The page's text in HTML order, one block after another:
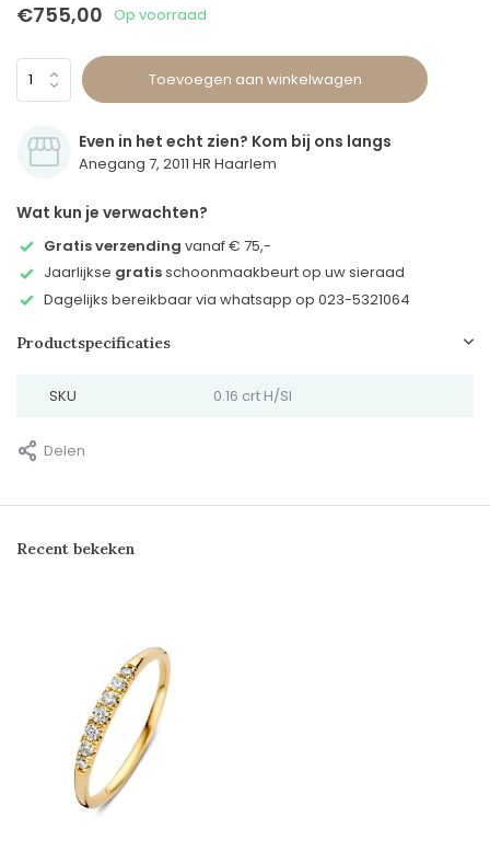
€755,00 Op voorraad
Toevoegen aan winkelwagen
Even in het echt zien? Kom bij ons langs
Anegang 7, 2011 HR Haarlem
Wat kun je verwachten?
Gratis verzending vanaf € 75,-
Jaarlijkse gratisschoonmaakbeurt op uw sieraad
Dagelijks bereikbaar via whatsapp op 023-5321064
Productspecificaties
SKU 0.16 crt H/SI
Delen
Recent bekeken